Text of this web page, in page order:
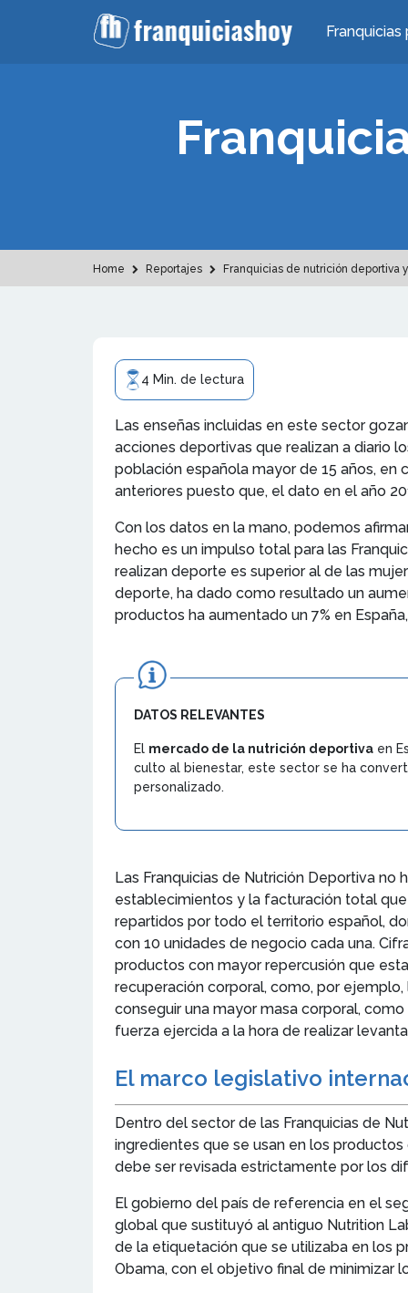
Home Reportajes Franquicias de nutrición deportiva
4 Min. de lectura
Las enseñas incluidas en este sector
acciones deportivas que realizan a diario
población española mayor de 15 años, en
anteriores puesto que, el dato en el año
Con los datos en la mano, podemos
hecho es un impulso total para las
realizan deporte es superior al de las
deporte, ha dado como resultado un
productos ha aumentado un 7% en
DATOS RELEVANTES
El mercado de la nutrición deportiva en
culto al bienestar, este sector se ha
personalizado.
Las Franquicias de Nutrición Deportiva
establecimientos y la facturación total
repartidos por todo el territorio español,
con 10 unidades de negocio cada una.
productos con mayor repercusión que
recuperación corporal, como, por
conseguir una mayor masa corporal,
fuerza ejercida a la hora de realizar
El marco legislativo
Dentro del sector de las Franquicias de
ingredientes que se usan en los
debe ser revisada estrictamente por los
El gobierno del país de referencia en el
global que sustituyó al antiguo Nutrition
de la etiquetación que se utilizaba en los
Obama, con el objetivo final de minimizar